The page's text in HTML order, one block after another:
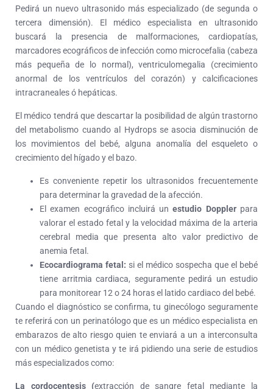
Pedirá un nuevo ultrasonido más especializado (de segunda o
tercera dimensión). El médico especialista en ultrasonido
buscará la presencia de malformaciones, cardiopatías,
marcadores ecográficos de infección como microcefalia (cabeza
más pequeña de lo normal), ventriculomegalia (crecimiento
anormal de los ventrículos del corazón) y calcificaciones
intracraneales ó hepáticas.
El médico tendrá que descartar la posibilidad de algún trastorno
del metabolismo cuando al Hydrops se asocia disminución de
los movimientos del bebé, alguna anomalía del esqueleto o
crecimiento del hígado y el bazo.
Es conveniente repetir los ultrasonidos frecuentemente
para determinar la gravedad de la afección.
El examen ecográfico incluirá unestudio Dopplerpara
valorar el estado fetal y la velocidad máxima de la arteria
cerebral media que presenta alto valor predictivo de
anemia fetal.
Ecocardiograma fetal: si el médico sospecha que el bebé
tiene arritmia cardiaca, seguramente pedirá un estudio
para monitorear 12 o 24 horas el latido cardiaco del bebé.
Cuando el diagnóstico se confirma, tu ginecólogo seguramente
te referirá con un perinatólogo que es un médico especialista en
embarazos de alto riesgo quien te enviará a un a interconsulta
con un médico genetista y te irá pidiendo una serie de estudios
más especializados como:
La cordocentesis (extracción de sangre fetal mediante la